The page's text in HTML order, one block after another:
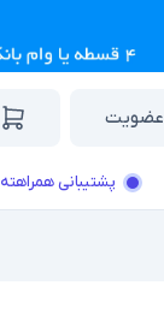
عضویت
پشتیبانی همراهته